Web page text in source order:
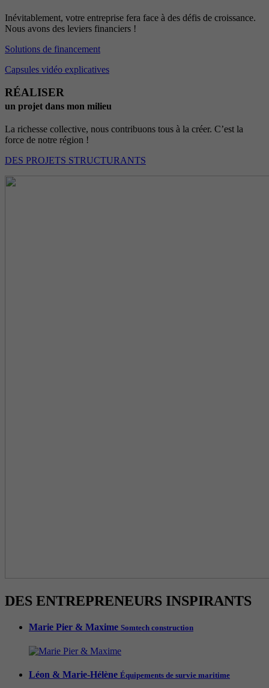
Inévitablement, votre entreprise fera face à des défis de croissance.
Nous avons des leviers financiers !
Solutions de financement
Capsules vidéo explicatives
RÉALISER
un projet dans mon milieu
La richesse collective, nous contribuons tous à la créer. C’est la
force de notre région !
DES PROJETS STRUCTURANTS
DES ENTREPRENEURS INSPIRANTS
Marie Pier & Maxime Somtech construction
Léon & Marie-Hélène Équipements de survie maritime